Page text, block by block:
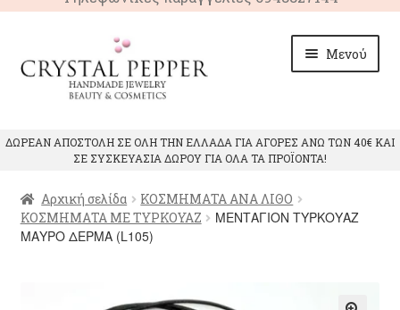
μετάβαση
στην
πλοήγηση
σε
περιεχόμενο
Μενού
ΠΡΟΙΟΝΤΑ
ΙΔΙΟΤΗΤΕΣ ΚΡΥΣΤΑΛΛΩΝ
υπό-
ΔΩΡΕΑΝ ΑΠΟΣΤΟΛΗ ΣΕ ΟΛΗ ΤΗΝ ΕΛΛΑΔΑ ΓΙΑ ΑΓΟΡΕΣ ΑΝΩ ΤΩΝ 40€ ΚΑΙ
ΣΕ ΣΥΣΚΕΥΑΣΙΑ ΔΩΡΟΥ ΓΙΑ ΟΛΑ ΤΑ ΠΡΟΪΟΝΤΑ!
Αρχική σελίδα
ΚΟΣΜΗΜΑΤΑ ΑΝΑ ΛΙΘΟ
ΚΟΣΜΗΜΑΤΑ ΜΕ ΤΥΡΚΟΥΑΖ
ΜΕΝΤΑΓΙΟΝ ΤΥΡΚΟΥΑΖ
ΜΑΥΡΟ ΔΕΡΜΑ (L105)